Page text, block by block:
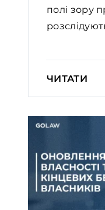
полі зору
ЧИТАТИ